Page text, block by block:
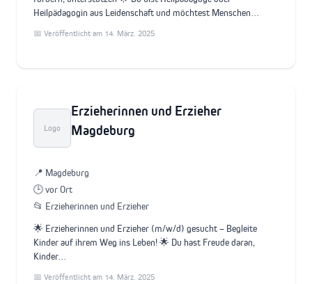
Heilpädagogin aus Leidenschaft und möchtest Menschen…
📅 Veröffentlicht am 14. März. 2025
Logo
Erzieherinnen und Erzieher
Magdeburg
📍 Magdeburg
🕒 vor Ort
📂 Erzieherinnen und Erzieher
🌟 Erzieherinnen und Erzieher (m/w/d) gesucht – Begleite
Kinder auf ihrem Weg ins Leben! 🌟 Du hast Freude daran,
Kinder…
📅 Veröffentlicht am 14. März. 2025